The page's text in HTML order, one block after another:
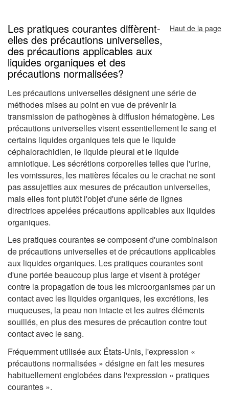
Les pratiques courantes diffèrent-
elles des précautions universelles,
des précautions applicables aux
liquides organiques et des
précautions normalisées?
Haut de la page
Les précautions universelles désignent une série de
méthodes mises au point en vue de prévenir la
transmission de pathogènes à diffusion hématogène. Les
précautions universelles visent essentiellement le sang et
certains liquides organiques tels que le liquide
céphalorachidien, le liquide pleural et le liquide
amniotique. Les sécrétions corporelles telles que l'urine,
les vomissures, les matières fécales ou le crachat ne sont
pas assujetties aux mesures de précaution universelles,
mais elles font plutôt l'objet d'une série de lignes
directrices appelées précautions applicables aux liquides
organiques.
Les pratiques courantes se composent d'une combinaison
de précautions universelles et de précautions applicables
aux liquides organiques. Les pratiques courantes sont
d'une portée beaucoup plus large et visent à protéger
contre la propagation de tous les microorganismes par un
contact avec les liquides organiques, les excrétions, les
muqueuses, la peau non intacte et les autres éléments
souillés, en plus des mesures de précaution contre tout
contact avec le sang.
Fréquemment utilisée aux États-Unis, l'expression «
précautions normalisées » désigne en fait les mesures
habituellement englobées dans l'expression « pratiques
courantes ».